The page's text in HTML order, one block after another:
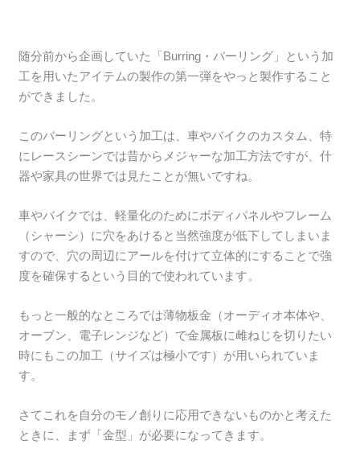
随分前から企画していた「Burring・バーリング」という加
工を用いたアイテムの製作の第一弾をやっと製作すること
ができました。
このバーリングという加工は、車やバイクのカスタム、特
にレースシーンでは昔からメジャーな加工方法ですが、什
器や家具の世界では見たことが無いですね。
車やバイクでは、軽量化のためにボディパネルやフレーム
（シャーシ）に穴をあけると当然強度が低下してしまいま
すので、穴の周辺にアールを付けて立体的にすることで強
度を確保するという目的で使われています。
もっと一般的なところでは薄物板金（オーディオ本体や、
オーブン、電子レンジなど）で金属板に雌ねじを切りたい
時にもこの加工（サイズは極小です）が用いられていま
す。
さてこれを自分のモノ創りに応用できないものかと考えた
ときに、まず「金型」が必要になってきます。